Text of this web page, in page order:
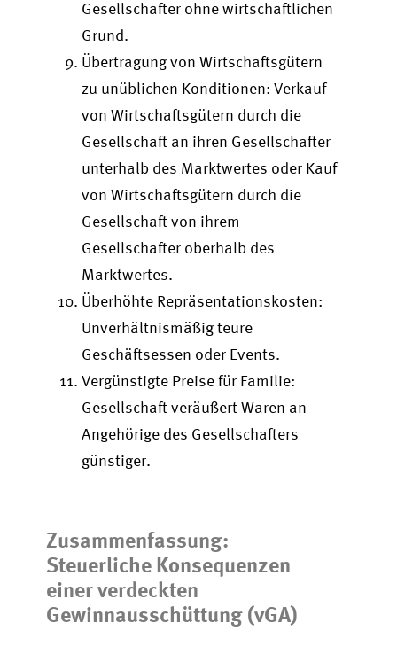
Gesellschafter ohne wirtschaftlichen
Grund.
Übertragung von Wirtschaftsgütern
zu unüblichen Konditionen: Verkauf
von Wirtschaftsgütern durch die
Gesellschaft an ihren Gesellschafter
unterhalb des Marktwertes oder Kauf
von Wirtschaftsgütern durch die
Gesellschaft von ihrem
Gesellschafter oberhalb des
Marktwertes.
Überhöhte Repräsentationskosten:
Unverhältnismäßig teure
Geschäftsessen oder Events.
Vergünstigte Preise für Familie:
Gesellschaft veräußert Waren an
Angehörige des Gesellschafters
günstiger.
Zusammenfassung:
Steuerliche Konsequenzen
einer verdeckten
Gewinnausschüttung (vGA)